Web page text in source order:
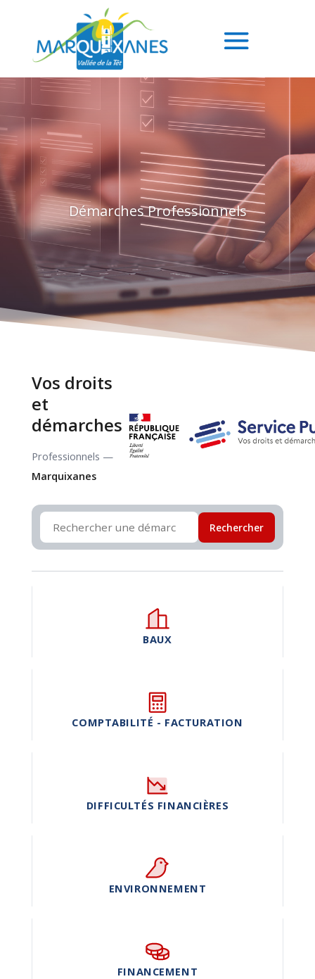
Démarches Professionnels
Vos droits
et
démarches
Professionnels —
Marquixanes
Rechercher
BAUX
COMPTABILITÉ - FACTURATION
DIFFICULTÉS FINANCIÈRES
ENVIRONNEMENT
FINANCEMENT